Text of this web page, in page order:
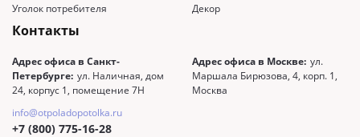
Уголок потребителя
Декор
Контакты
Адрес офиса в Санкт-
Петербурге: ул. Наличная, дом
24, корпус 1, помещение 7Н
Адрес офиса в Москве: ул.
Маршала Бирюзова, 4, корп. 1,
Москва
info@otpoladopotolka.ru
+7 (800) 775-16-28